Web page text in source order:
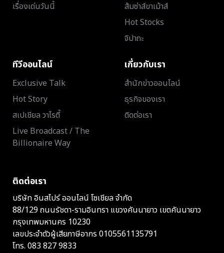
เรื่องเด่นวันนี้
ส้มซ่าส์ขาเม้าส์
Hot Stocks
จิปาถะ
ทีวีออนไลน์
Exclusive Talk
Hot Story
สเปเชียล วาไรตี้
Live Broadcast / The
Billionaire Way
เกี่ยวกับเรา
สำนักข่าวออนไลน์
ธุรกิจของเรา
ติดต่อเรา
ติดต่อเรา
บริษัท อินสไปร์ ออนไลน์ โซเชียล จำกัด
88/129 ถนนรัชดา-รามอินทรา แขวงคันนายาว เขตคันนายาว
กรุงเทพมหานคร 10230
เลขประจำตัวผู้เสียภาษีอากร 0105561135791
โทร. 083 827 9833